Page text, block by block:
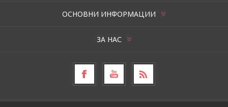
ОСНОВНИ ИНФОРМАЦИИ
ЗА НАС